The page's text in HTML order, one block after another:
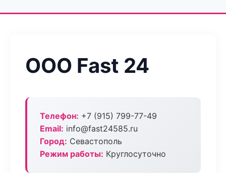
ООО Fast 24
Телефон: +7 (915) 799-77-49
Email: info@fast24585.ru
Город: Севастополь
Режим работы: Круглосуточно